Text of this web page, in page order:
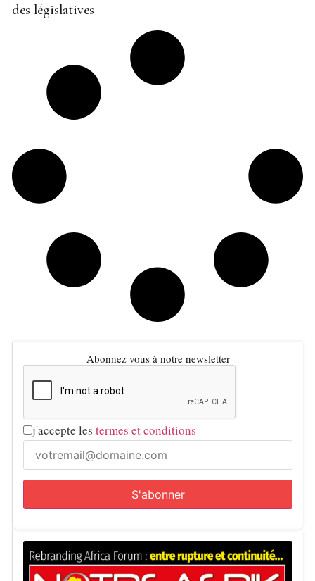
des législatives
Abonnez vous à notre newsletter
j'accepte les termes et conditions